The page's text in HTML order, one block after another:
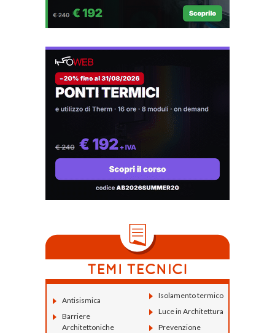
Antisismica
Barriere
Architettoniche
Isolamento termico
Luce in Architettura
Prevenzione